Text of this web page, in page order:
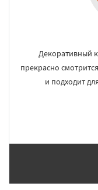
Хорлово Черкизово
Шаховская
Декоративный
прекрасно
и подходит